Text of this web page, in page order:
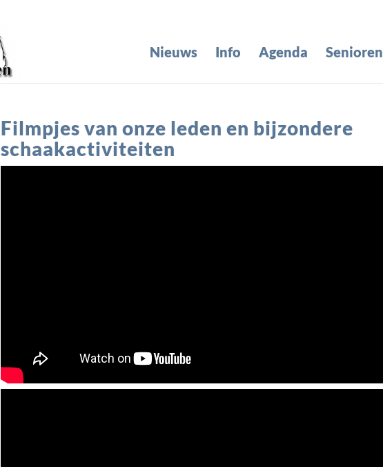
Nieuws Info Agenda Senioren
Filmpjes van onze leden en bijzondere
schaakactiviteiten